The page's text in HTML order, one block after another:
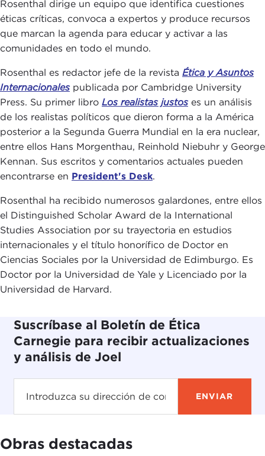
Rosenthal dirige un equipo que identifica cuestiones
éticas críticas, convoca a expertos y produce recursos
que marcan la agenda para educar y activar a las
comunidades en todo el mundo.
Rosenthal es redactor jefe de la revista Ética y Asuntos
Internacionalespublicada por Cambridge University
Press. Su primer libro Los realistas justoses un análisis
de los realistas políticos que dieron forma a la América
posterior a la Segunda Guerra Mundial en la era nuclear,
entre ellos Hans Morgenthau, Reinhold Niebuhr y George
Kennan. Sus escritos y comentarios actuales pueden
encontrarse en President's Desk.
Rosenthal ha recibido numerosos galardones, entre ellos
el Distinguished Scholar Award de la International
Studies Association por su trayectoria en estudios
internacionales y el título honorífico de Doctor en
Ciencias Sociales por la Universidad de Edimburgo. Es
Doctor por la Universidad de Yale y Licenciado por la
Universidad de Harvard.
Suscríbase al Boletín de Ética
Carnegie para recibir actualizaciones
y análisis de Joel
Obras destacadas